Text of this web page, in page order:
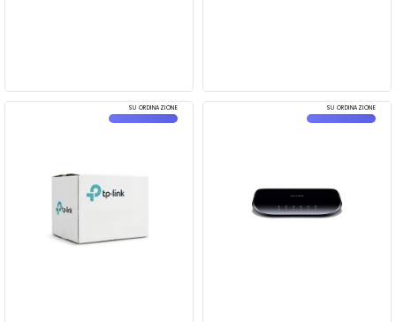
SU ORDINAZIONE SU ORDINAZIONE